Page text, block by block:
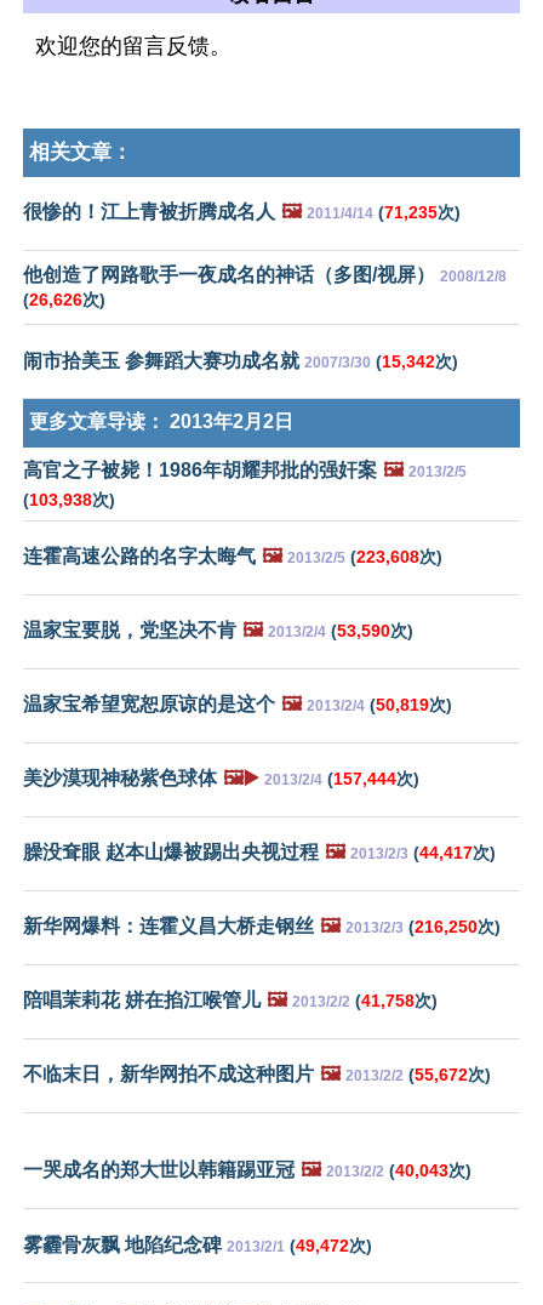
欢迎您的留言反馈。
相关文章：
很惨的！江上青被折腾成名人 🖼️ 2011/4/14 (71,235次)
他创造了网路歌手一夜成名的神话（多图/视屏） 2008/12/8
(26,626次)
闹市拾美玉 参舞蹈大赛功成名就 2007/3/30 (15,342次)
更多文章导读： 2013年2月2日
高官之子被毙！1986年胡耀邦批的强奸案 🖼️ 2013/2/5
(103,938次)
连霍高速公路的名字太晦气 🖼️ 2013/2/5 (223,608次)
温家宝要脱，党坚决不肯 🖼️ 2013/2/4 (53,590次)
温家宝希望宽恕原谅的是这个 🖼️ 2013/2/4 (50,819次)
美沙漠现神秘紫色球体 🖼️▶️ 2013/2/4 (157,444次)
臊没耷眼 赵本山爆被踢出央视过程 🖼️ 2013/2/3 (44,417次)
新华网爆料：连霍义昌大桥走钢丝 🖼️ 2013/2/3 (216,250次)
陪唱茉莉花 姘在掐江喉管儿 🖼️ 2013/2/2 (41,758次)
不临末日，新华网拍不成这种图片 🖼️ 2013/2/2 (55,672次)
一哭成名的郑大世以韩籍踢亚冠 🖼️ 2013/2/2 (40,043次)
雾霾骨灰飘 地陷纪念碑 2013/2/1 (49,472次)